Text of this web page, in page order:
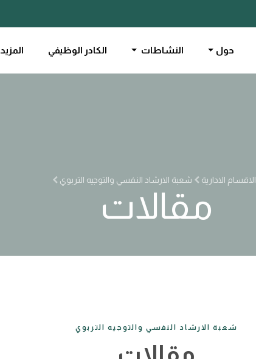
حول النشاطات الكادر الوظيفي المزيد
الاقسام الادارية شعبة الارشاد النفسي والتوجيه التربوي
مقالات
شعبة الارشاد النفسي والتوجيه التربوي